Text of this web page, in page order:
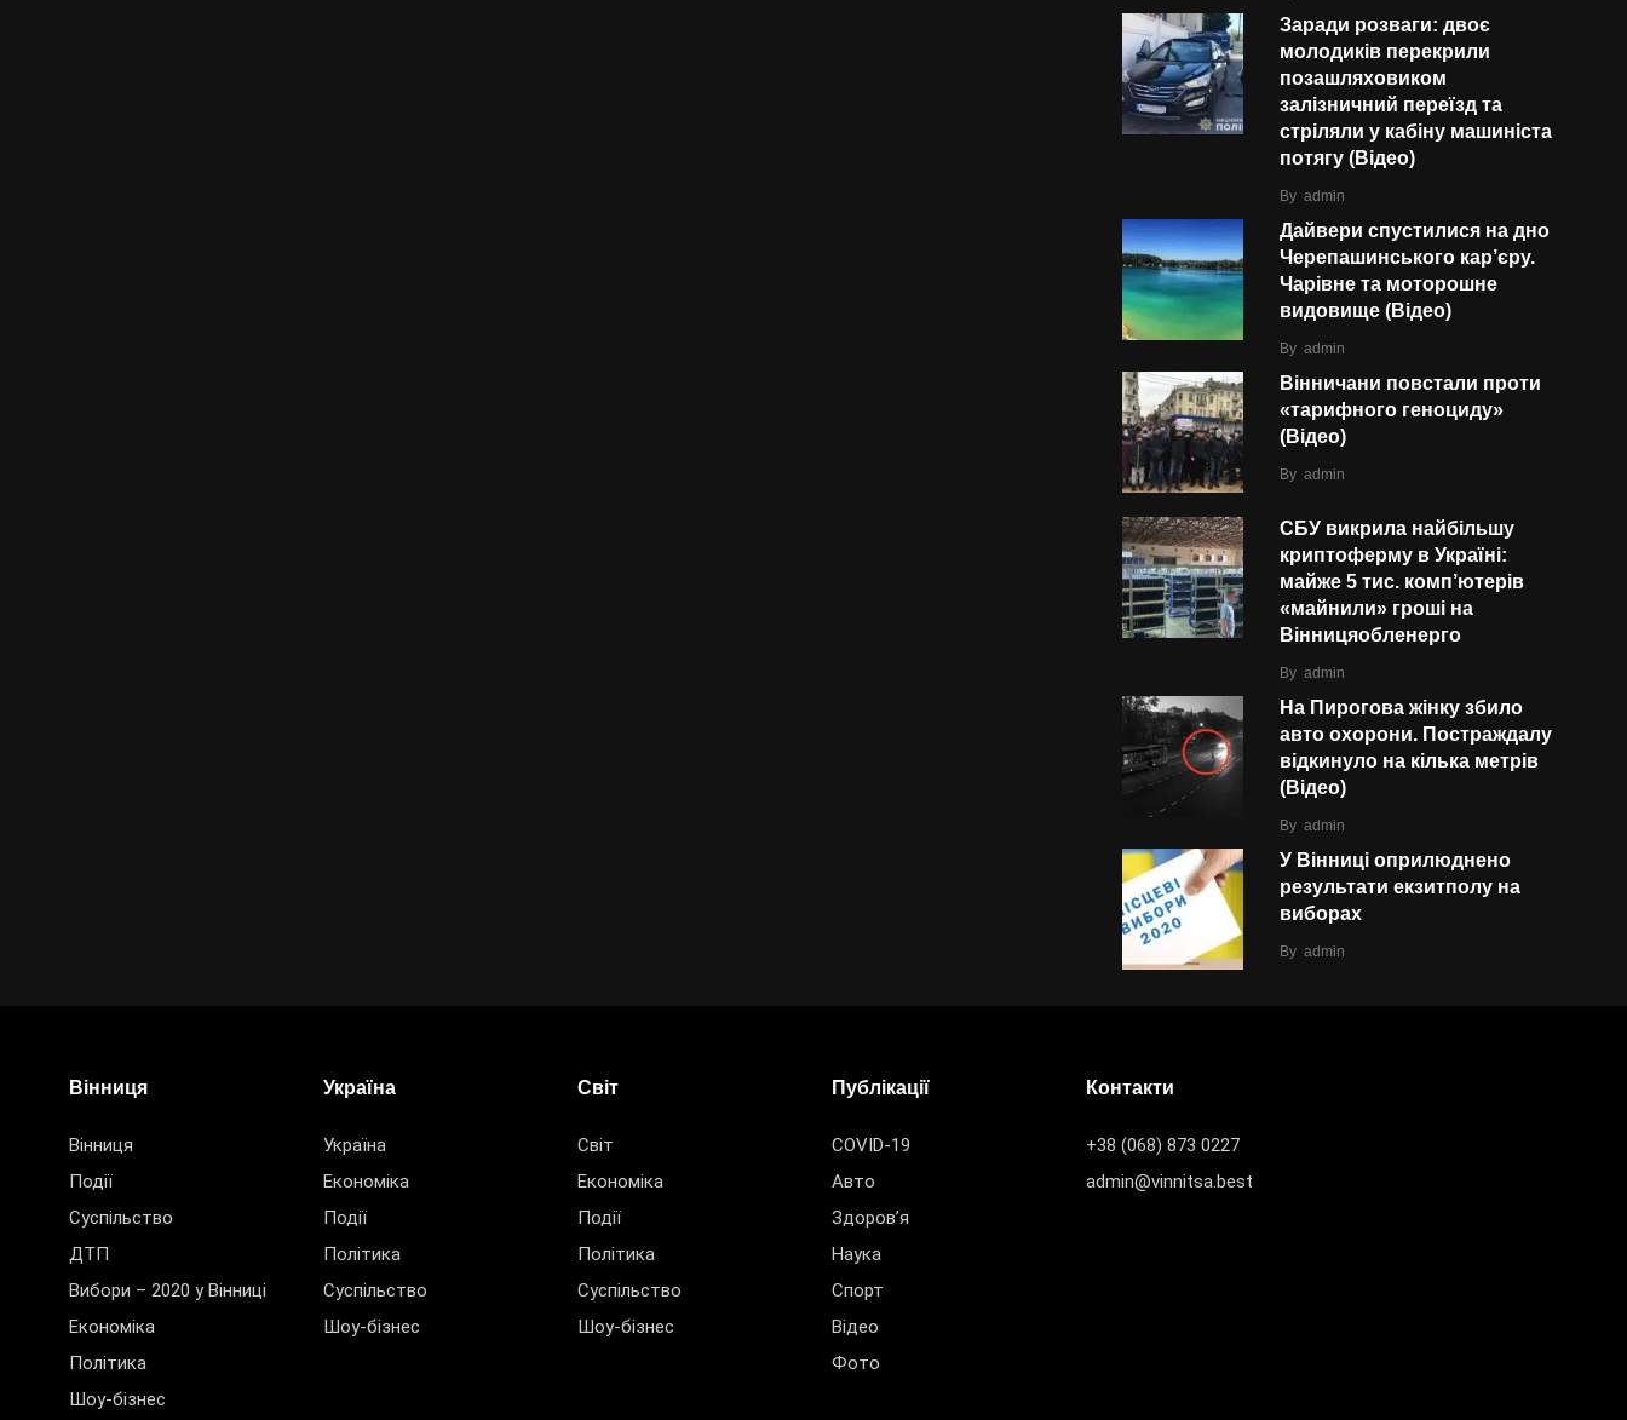
Заради розваги: двоє
молодиків перекрили
позашляховиком
залізничний переїзд та
стріляли у кабіну машиніста
потягу (Відео)
By admin
Дайвери спустилися на дно
Черепашинського кар’єру.
Чарівне та моторошне
видовище (Відео)
By admin
Вінничани повстали проти
«тарифного геноциду»
(Відео)
By admin
СБУ викрила найбільшу
криптоферму в Україні:
майже 5 тис. комп’ютерів
«майнили» гроші на
Вінницяобленерго
By admin
На Пирогова жінку збило
авто охорони. Постраждалу
відкинуло на кілька метрів
(Відео)
By admin
У Вінниці оприлюднено
результати екзитполу на
виборах
By admin
Вінниця
Вінниця
Події
Суспільство
ДТП
Вибори – 2020 у Вінниці
Економіка
Політика
Шоу-бізнес
Україна
Україна
Економіка
Події
Політика
Суспільство
Шоу-бізнес
Світ
Світ
Економіка
Події
Політика
Суспільство
Шоу-бізнес
Публікації
COVID-19
Авто
Здоров’я
Наука
Спорт
Відео
Фото
Контакти
+38 (068) 873 0227
admin@vinnitsa.best